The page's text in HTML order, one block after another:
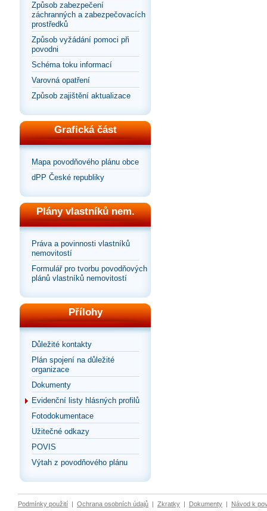
Způsob zabezpečení
záchranných a zabezpečovacích
prostředků
Způsob vyžádání pomoci při
povodni
Schéma toku informací
Varovná opatření
Způsob zajištění aktualizace
Grafická část
Mapa povodňového plánu obce
dPP České republiky
Plány vlastníků nem.
Práva a povinnosti vlastníků
nemovitostí
Formulář pro tvorbu povodňových
plánů vlastníků nemovitostí
Přílohy
Důležité kontakty
Plán spojení na důležité
organizace
Dokumenty
Evidenční listy hlásných profilů
Fotodokumentace
Užitečné odkazy
POVIS
Výtah z povodňového plánu
Podmínky použití | Ochrana osobních údajů | Zkratky | Dokumenty | Návod k